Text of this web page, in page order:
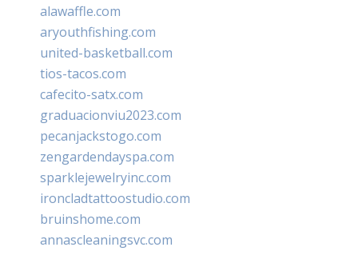
alawaffle.com
aryouthfishing.com
united-basketball.com
tios-tacos.com
cafecito-satx.com
graduacionviu2023.com
pecanjackstogo.com
zengardendayspa.com
sparklejewelryinc.com
ironcladtattoostudio.com
bruinshome.com
annascleaningsvc.com